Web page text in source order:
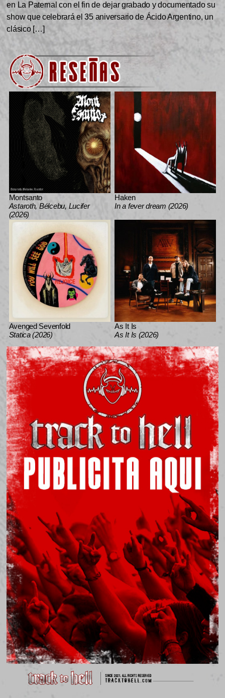
en La Paternal con el fin de dejar grabado y documentado su
show que celebrará el 35 aniversario de Ácido Argentino, un
clásico […]
Montsanto
Astaroth, Bélcebu, Lucifer
(2026)
Haken
In a fever dream (2026)
Avenged Sevenfold
Statica (2026)
As It Is
As It Is (2026)